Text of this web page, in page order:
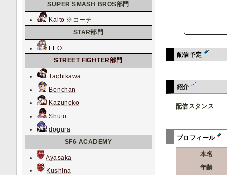
配信予定
紹介
配信スタンス
プロフィール
本名
年齢
SUPER SMASH BROS部門
Kaito ※コーチ
STAR部門
LEO
STREET FIGHTER部門
Tachikawa
Bonchan
Kazunoko
Shuto
dogura
SF6 ACADEMY
Ayasaka
Kushina